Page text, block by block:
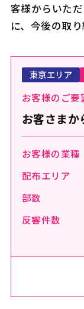
客様からいた
に、今後の取
お客様のご要
お客さまか
お客様の業種
配布エリア
部数
反響件数
東京エリア